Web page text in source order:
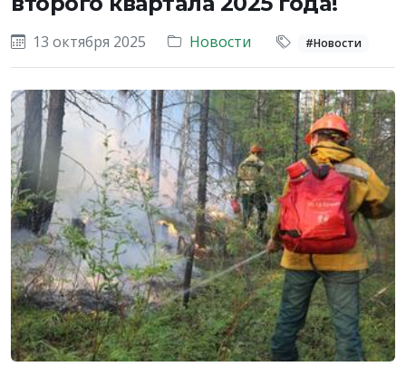
13 октября 2025 Новости #Новости